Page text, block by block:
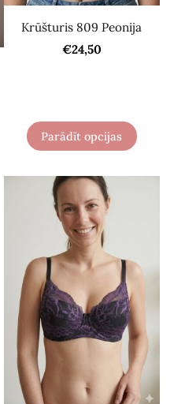
Krūšturis 809 Peonija
€24,50
Parādīt opcijas